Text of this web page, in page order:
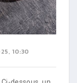
10:30